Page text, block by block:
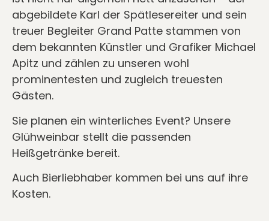
abgebildete Karl der Spätlesereiter und sein
treuer Begleiter Grand Patte stammen von
dem bekannten Künstler und Grafiker Michael
Apitz und zählen zu unseren wohl
prominentesten und zugleich treuesten
Gästen.
Sie planen ein winterliches Event? Unsere
Glühweinbar stellt die passenden
Heißgetränke bereit.
Auch Bierliebhaber kommen bei uns auf ihre
Kosten.